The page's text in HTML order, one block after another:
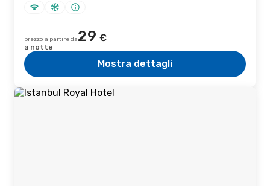
prezzo a partire da29 €
a notte
Mostra dettagli